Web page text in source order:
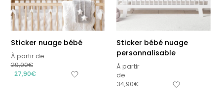
Sticker nuage bébé
À partir de
29,90€
27,90€
Sticker bébé nuage
personnalisable
À partir
de
34,90€